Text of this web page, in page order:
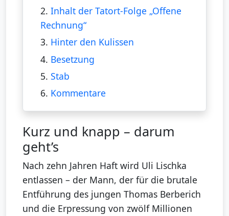
2. Inhalt der Tatort-Folge „Offene
Rechnung“
3. Hinter den Kulissen
4. Besetzung
5. Stab
6. Kommentare
Kurz und knapp – darum
geht’s
Nach zehn Jahren Haft wird Uli Lischka
entlassen – der Mann, der für die brutale
Entführung des jungen Thomas Berberich
und die Erpressung von zwölf Millionen